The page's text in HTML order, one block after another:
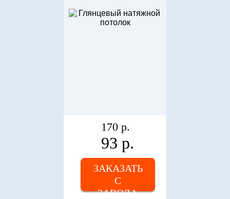
170 р.
93 р.
ЗАКАЗАТЬ
С
ЗАВОДА